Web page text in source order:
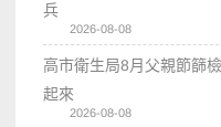
兵
2026-08-08
高市衛生局8月父親節篩
起來
2026-08-08